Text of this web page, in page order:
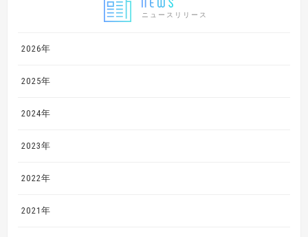
ニュースリリース
2026年
2025年
2024年
2023年
2022年
2021年